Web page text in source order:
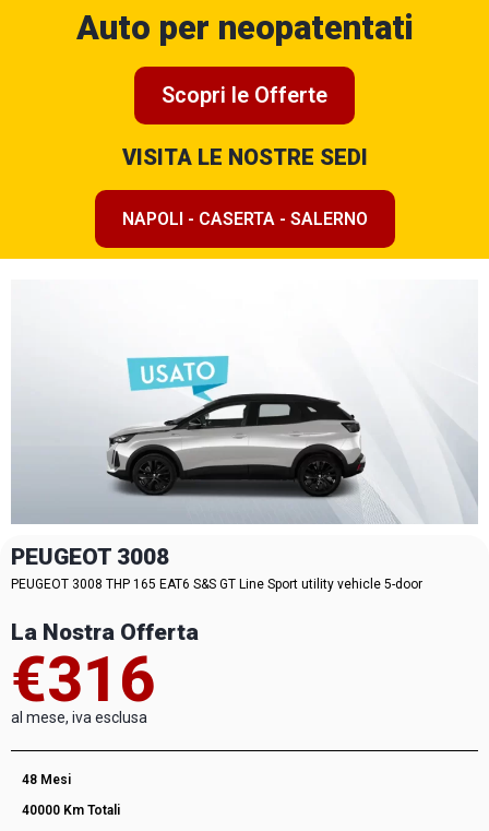
Auto per neopatentati
Scopri le Offerte
VISITA LE NOSTRE SEDI
NAPOLI - CASERTA - SALERNO
PEUGEOT 3008
PEUGEOT 3008 THP 165 EAT6 S&S GT Line Sport utility vehicle 5-door
La Nostra Offerta
€316
al mese, iva esclusa
48 Mesi
40000 Km Totali